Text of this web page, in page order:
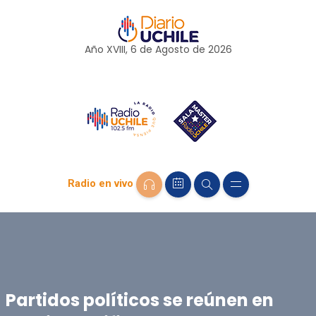
Año XVIII, 6 de Agosto de 2026
Radio en vivo
Partidos políticos se reúnen en